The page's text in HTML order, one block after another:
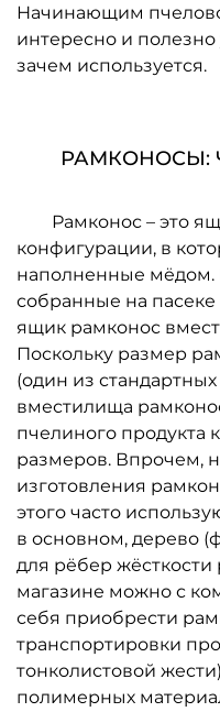
Начинающим
интересно и полезно
зачем используется.
РАМКОНОСЫ:
Рамконос – это
конфигурации, в
наполненные мёдом.
собранные на
ящик рамконос
Поскольку размер
(один из
вместилища
пчелиного продукта
размеров. Впрочем,
изготовления
этого часто
в основном, дерево
для рёбер
магазине можно с
себя приобрести
транспортировки
тонколистовой
полимерных